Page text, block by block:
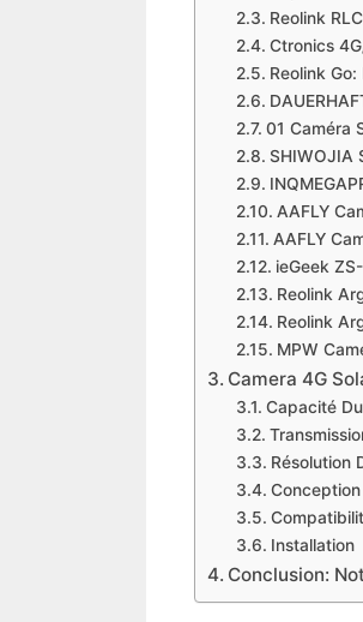
Reolink
Ctronics
Reolink
01 Caméra
SHIWOJIA
AAFLY
AAFLY
ieGeek
Reolink
Reolink
MPW
Camera 4G
Capacité
Résolution
Installation
Conclusion: